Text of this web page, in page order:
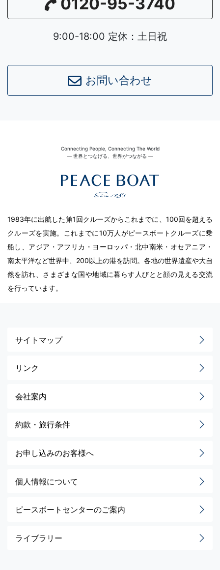
9:00-18:00 定休：土日祝
お問い合わせ
Connecting People, Connecting The World
― 世界とつなげる、世界がつながる ―
1983年に出航した第1回クルーズからこれまでに、100回を超える
クルーズを実施。これまでに10万人がピースボートクルーズに乗
船し、アジア・アフリカ・ヨーロッパ・北中南米・オセアニア・
南太平洋など世界中、200以上の港を訪問。各地の世界遺産や大自
然を訪れ、さまざまな国や地域に暮らす人びとと顔の見える交流
を行っています。
サイトマップ
リンク
会社案内
約款・旅行条件
お申し込みのお客様へ
個人情報について
ピースボートセンターのご案内
ライブラリー